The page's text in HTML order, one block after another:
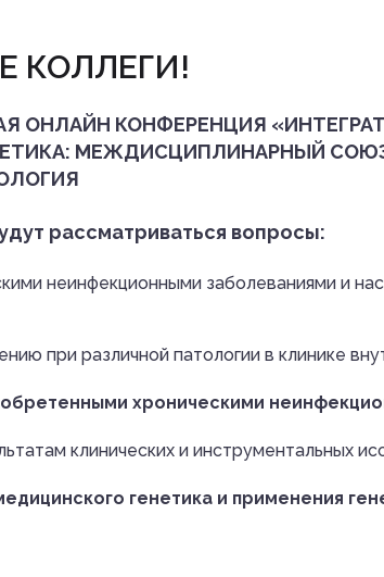
КОЛЛЕГИ!
ОНЛАЙН КОНФЕРЕНЦИЯ
МЕЖДИСЦИПЛИНАРНЫЙ
рассматриваться вопросы:
неинфекционными заболеваниями и
при различной патологии в клинике
хроническими
клинических и инструментальных
генетика и применения